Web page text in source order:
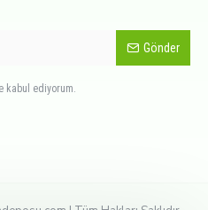
Gönder
kabul ediyorum.